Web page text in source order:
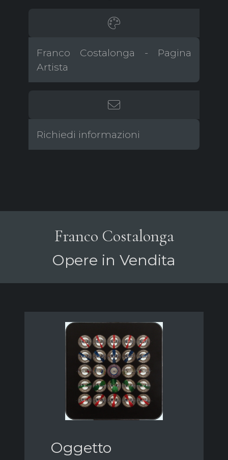
Franco Costalonga - Pagina
Artista
Richiedi informazioni
Franco Costalonga
Opere in Vendita
Oggetto